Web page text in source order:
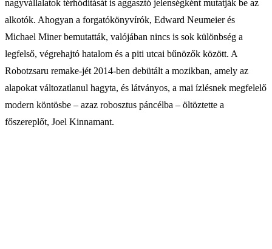
nagyvállalatok térhódítását is aggasztó jelenségként mutatják be az
alkotók. Ahogyan a forgatókönyvírók, Edward Neumeier és
Michael Miner bemutatták, valójában nincs is sok különbség a
legfelső, végrehajtó hatalom és a piti utcai bűnözők között. A
Robotzsaru remake-jét 2014-ben debütált a mozikban, amely az
alapokat változatlanul hagyta, és látványos, a mai ízlésnek megfelelő
modern köntösbe – azaz robosztus páncélba – öltöztette a
főszereplőt, Joel Kinnamant.